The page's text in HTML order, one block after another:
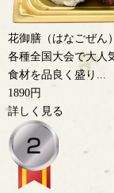
花御膳（はなごぜん）
各種全国大会で大人
食材を品良く盛り...
1890円
詳しく見る